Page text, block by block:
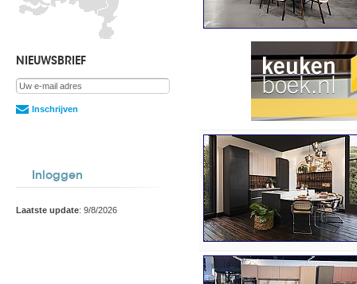
NIEUWSBRIEF
Inschrijven
Inloggen
Laatste update: 9/8/2026